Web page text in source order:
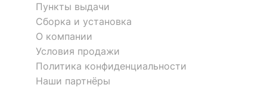
Пункты выдачи
Сборка и установка
О компании
Условия продажи
Политика конфиденциальности
Наши партнёры